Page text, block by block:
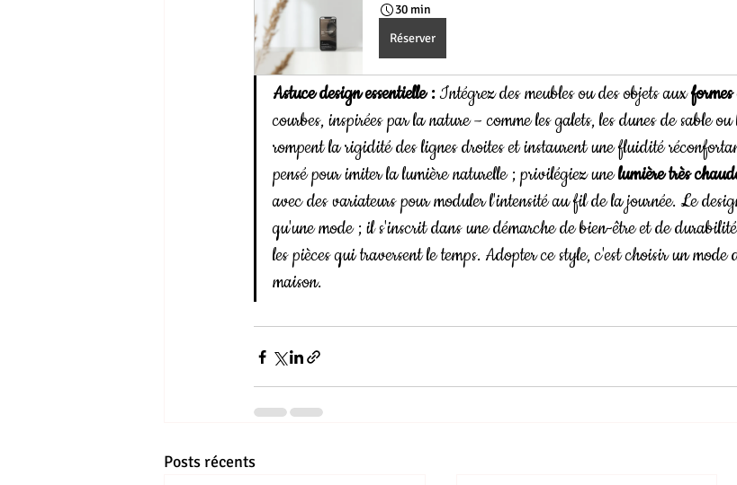
30 min
Réserver
Astuce design essentielle : Intégrez des meubles ou des objets aux
courbes, inspirées par la nature – comme les galets, les dunes de sable
rompent la rigidité des lignes droites et instaurent une fluidité
pensé pour imiter la lumière naturelle ; privilégiez une lumière très
avec des variateurs pour moduler l'intensité au fil de la journée. Le
qu'une mode ; il s'inscrit dans une démarche de bien-être et de
les pièces qui traversent le temps. Adopter ce style, c'est choisir un
maison.
Posts récents